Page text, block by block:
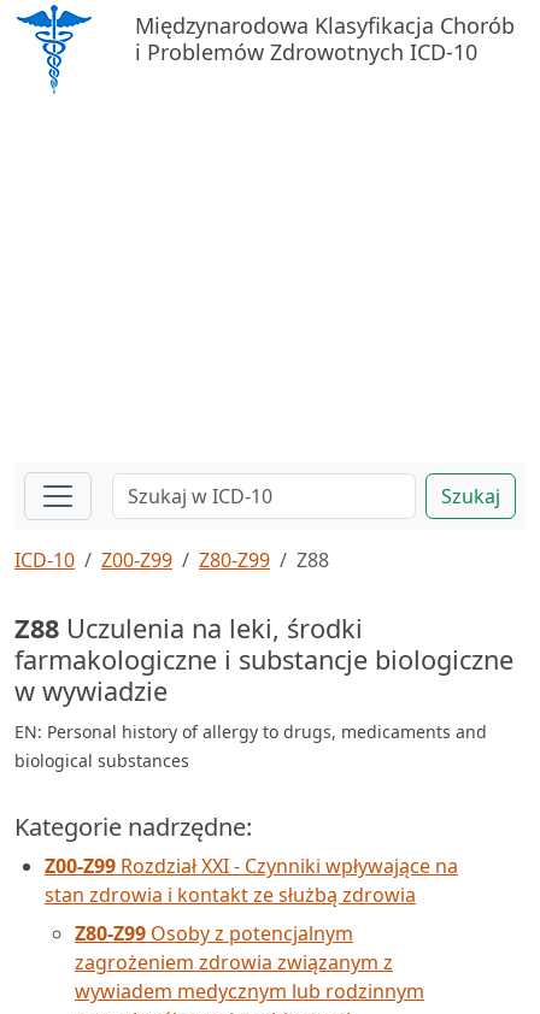
Międzynarodowa Klasyfikacja Chorób
i Problemów Zdrowotnych ICD-10
Szukaj
ICD-10 Z00-Z99 Z80-Z99 Z88
Z88 Uczulenia na leki, środki
farmakologiczne i substancje biologiczne
w wywiadzie
EN: Personal history of allergy to drugs, medicaments and
biological substances
Kategorie nadrzędne:
Z00-Z99 Rozdział XXI - Czynniki wpływające na
stan zdrowia i kontakt ze służbą zdrowia
Z80-Z99 Osoby z potencjalnym
zagrożeniem zdrowia związanym z
wywiadem medycznym lub rodzinnym